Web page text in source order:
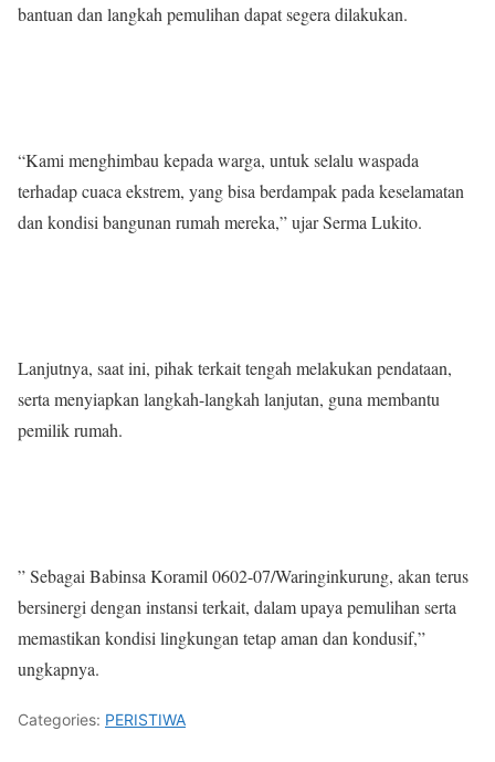
bantuan dan langkah pemulihan dapat segera dilakukan.
“Kami menghimbau kepada warga, untuk selalu waspada
terhadap cuaca ekstrem, yang bisa berdampak pada keselamatan
dan kondisi bangunan rumah mereka,” ujar Serma Lukito.
Lanjutnya, saat ini, pihak terkait tengah melakukan pendataan,
serta menyiapkan langkah-langkah lanjutan, guna membantu
pemilik rumah.
” Sebagai Babinsa Koramil 0602-07/Waringinkurung, akan terus
bersinergi dengan instansi terkait, dalam upaya pemulihan serta
memastikan kondisi lingkungan tetap aman dan kondusif,”
ungkapnya.
Categories: PERISTIWA